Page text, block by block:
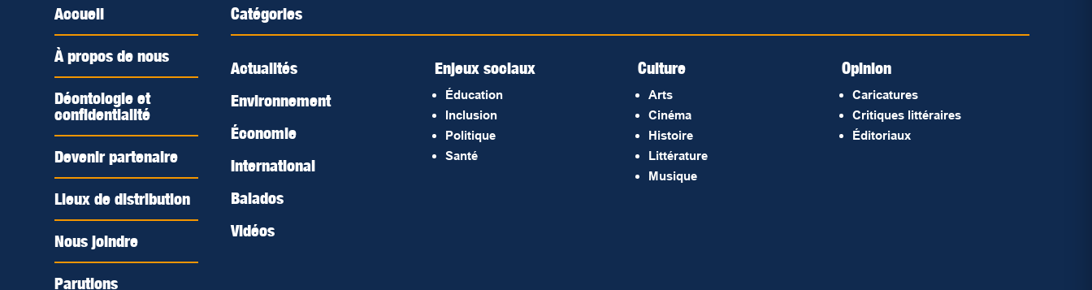
Accueil
À propos de nous
Déontologie et
confidentialité
Devenir partenaire
Lieux de distribution
Nous joindre
Parutions
Catégories
Actualités
Environnement
Économie
International
Balados
Vidéos
Enjeux sociaux
Éducation
Inclusion
Politique
Santé
Culture
Arts
Cinéma
Histoire
Littérature
Musique
Opinion
Caricatures
Critiques littéraires
Éditoriaux